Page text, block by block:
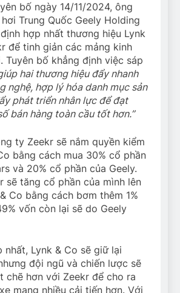
bố ngày 14/11/2024, ông
Trung Quốc Geely Holding
hợp nhất thương hiệu Lynk
để tinh giản các mảng kinh
Tuyên bố khẳng định việc sáp
hai thương hiệu đẩy nhanh
nghệ, hợp lý hóa danh mục sản
phát triển nhân lực để đạt
bán hàng toàn cầu tốt hơn.”
ty Zeekr sẽ nắm quyền kiểm
bằng cách mua 30% cổ phần
và 20% cổ phần của Geely.
sẽ tăng cổ phần của mình lên
Co bằng cách bơm thêm 1%
vốn còn lại sẽ do Geely
nhất, Lynk & Co sẽ giữ lại
đội ngũ và chiến lược sẽ
chẽ hơn với Zeekr để cho ra
mang nhiều cải tiến hơn. Với